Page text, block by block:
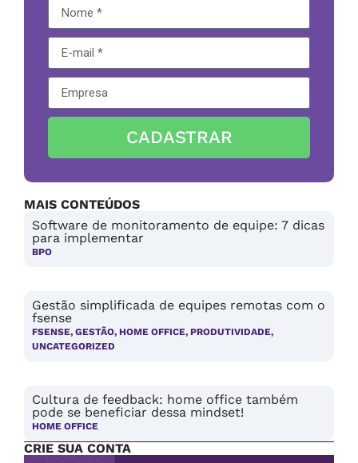
CADASTRAR
MAIS CONTEÚDOS
Software de monitoramento de equipe: 7 dicas
para implementar
BPO
Gestão simplificada de equipes remotas com o
fsense
FSENSE, GESTÃO, HOME OFFICE, PRODUTIVIDADE,
UNCATEGORIZED
Cultura de feedback: home office também
pode se beneficiar dessa mindset!
HOME OFFICE
CRIE SUA CONTA